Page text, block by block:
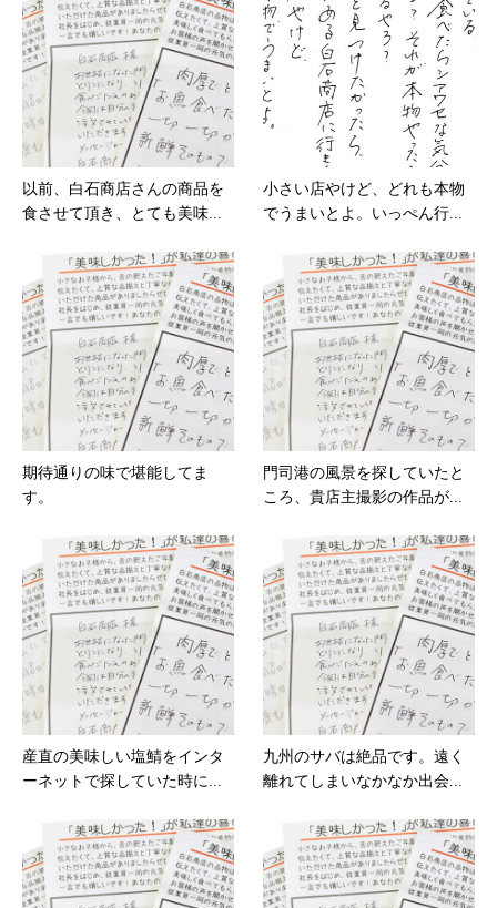
以前、白石商店さんの商品を
食させて頂き、とても美味...
小さい店やけど、どれも本物
でうまいとよ。いっぺん行...
期待通りの味で堪能してま
す。
門司港の風景を探していたと
ころ、貴店主撮影の作品が...
産直の美味しい塩鯖をインタ
ーネットで探していた時に...
九州のサバは絶品です。遠く
離れてしまいなかなか出会...